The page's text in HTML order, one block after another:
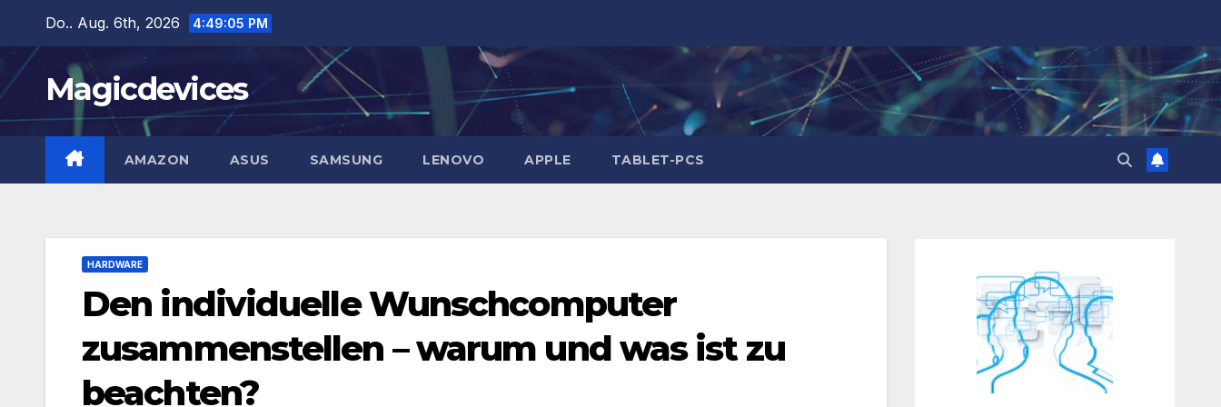
springen
Do.. Aug. 6th, 2026 4:49:06 PM
Magicdevices
AMAZON ASUS SAMSUNG LENOVO APPLE TABLET-PCS
HARDWARE
Den individuelle Wunschcomputer
zusammenstellen – warum und was ist zu
beachten?